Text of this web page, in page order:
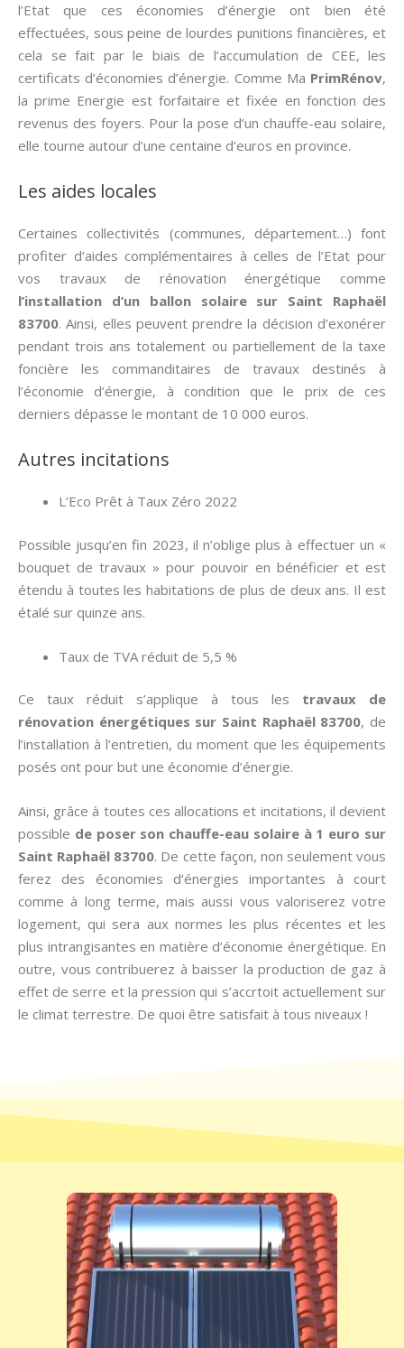
l’Etat que ces économies d’énergie ont bien été
effectuées, sous peine de lourdes punitions financières, et
cela se fait par le biais de l’accumulation de CEE, les
certificats d’économies d’énergie. Comme Ma PrimRénov,
la prime Energie est forfaitaire et fixée en fonction des
revenus des foyers. Pour la pose d’un chauffe-eau solaire,
elle tourne autour d’une centaine d’euros en province.
Les aides locales
Certaines collectivités (communes, département…) font
profiter d’aides complémentaires à celles de l’Etat pour
vos travaux de rénovation énergétique comme
l’installation d’un ballon solaire sur Saint Raphaël
83700. Ainsi, elles peuvent prendre la décision d’exonérer
pendant trois ans totalement ou partiellement de la taxe
foncière les commanditaires de travaux destinés à
l’économie d’énergie, à condition que le prix de ces
derniers dépasse le montant de 10 000 euros.
Autres incitations
L’Eco Prêt à Taux Zéro 2022
Possible jusqu’en fin 2023, il n’oblige plus à effectuer un «
bouquet de travaux » pour pouvoir en bénéficier et est
étendu à toutes les habitations de plus de deux ans. Il est
étalé sur quinze ans.
Taux de TVA réduit de 5,5 %
Ce taux réduit s’applique à tous les travaux de
rénovation énergétiques sur Saint Raphaël 83700, de
l’installation à l’entretien, du moment que les équipements
posés ont pour but une économie d’énergie.
Ainsi, grâce à toutes ces allocations et incitations, il devient
possible de poser son chauffe-eau solaire à 1 euro sur
Saint Raphaël 83700. De cette façon, non seulement vous
ferez des économies d’énergies importantes à court
comme à long terme, mais aussi vous valoriserez votre
logement, qui sera aux normes les plus récentes et les
plus intrangisantes en matière d’économie énergétique. En
outre, vous contribuerez à baisser la production de gaz à
effet de serre et la pression qui s’accrtoit actuellement sur
le climat terrestre. De quoi être satisfait à tous niveaux !